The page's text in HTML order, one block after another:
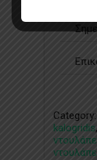
kalogridis,